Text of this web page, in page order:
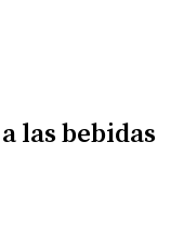
las bebidas